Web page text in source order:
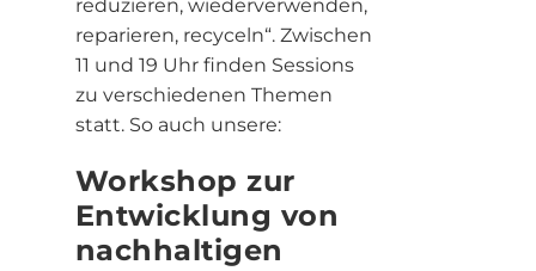
reduzieren, wiederverwenden,
reparieren, recyceln“. Zwischen
11 und 19 Uhr finden Sessions
zu verschiedenen Themen
statt. So auch unsere:
Workshop zur
Entwicklung von
nachhaltigen